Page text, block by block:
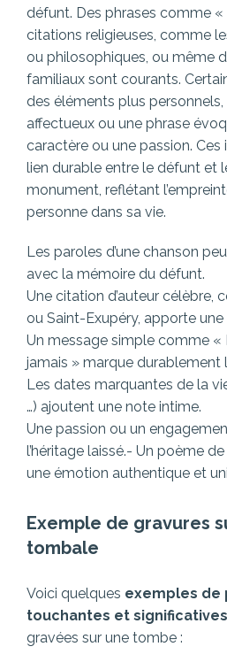
défunt. Des phrases comme «
citations religieuses, comme
ou philosophiques, ou même
familiaux sont courants.
des éléments plus
affectueux ou une phrase
caractère ou une passion.
lien durable entre le défunt et
monument, reflétant
personne dans sa vie.
Les paroles d’une chanson
avec la mémoire du défunt.
Une citation d’auteur célèbre,
ou Saint-Exupéry, apporte
Un message simple comme
jamais » marque durablement
Les dates marquantes de la
…) ajoutent une note intime.
Une passion ou un
l’héritage laissé.- Un poème
une émotion authentique et
Exemple de gravures
tombale
Voici quelques exemples de
touchantes et significatives
gravées sur une tombe :